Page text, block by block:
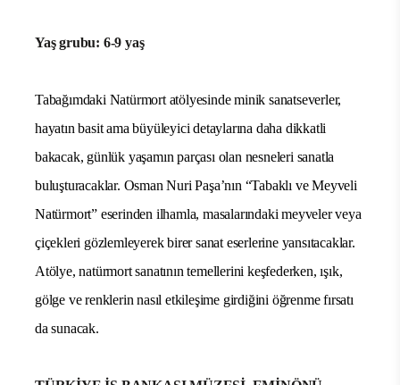
Yaş grubu: 6-9 yaş
Tabağımdaki Natürmort atölyesinde minik sanatseverler,
hayatın basit ama büyüleyici detaylarına daha dikkatli
bakacak, günlük yaşamın parçası olan nesneleri sanatla
buluşturacaklar. Osman Nuri Paşa’nın “Tabaklı ve Meyveli
Natürmort” eserinden ilhamla, masalarındaki meyveler veya
çiçekleri gözlemleyerek birer sanat eserlerine yansıtacaklar.
Atölye, natürmort sanatının temellerini keşfederken, ışık,
gölge ve renklerin nasıl etkileşime girdiğini öğrenme fırsatı
da sunacak.